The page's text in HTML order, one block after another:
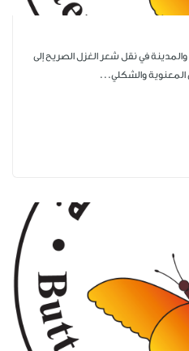
في نقل شعر الغزل الصريح إلى
المعنوية والشكلي...